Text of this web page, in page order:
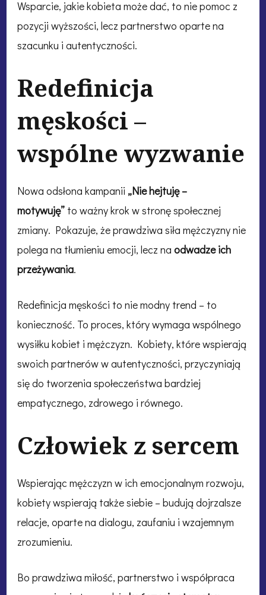
Wsparcie, jakie kobieta może dać, to nie pomoc z
pozycji wyższości, lecz partnerstwo oparte na
szacunku i autentyczności.
Redefinicja
męskości –
wspólne wyzwanie
Nowa odsłona kampanii „Nie hejtuję –
motywuję” to ważny krok w stronę społecznej
zmiany. Pokazuje, że prawdziwa siła mężczyzny nie
polega na tłumieniu emocji, lecz na odwadze ich
przeżywania.
Redefinicja męskości to nie modny trend – to
konieczność. To proces, który wymaga wspólnego
wysiłku kobiet i mężczyzn. Kobiety, które wspierają
swoich partnerów w autentyczności, przyczyniają
się do tworzenia społeczeństwa bardziej
empatycznego, zdrowego i równego.
Człowiek z sercem
Wspierając mężczyzn w ich emocjonalnym rozwoju,
kobiety wspierają także siebie – budują dojrzalsze
relacje, oparte na dialogu, zaufaniu i wzajemnym
zrozumieniu.
Bo prawdziwa miłość, partnerstwo i współpraca